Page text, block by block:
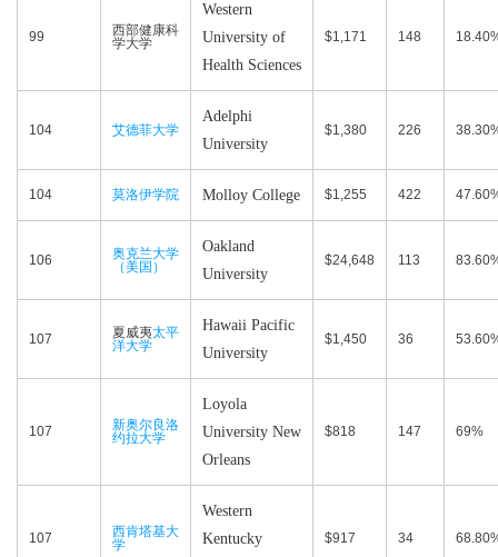
99
西部健康科
学大学
Western
University of
Health Sciences
$1,171 148
104 艾德菲大学
Adelphi
University
$1,380 226
104 莫洛伊学院 Molloy College $1,255 422
106
奥克兰大学
（美国）
Oakland
University
$24,648 113
107 夏威夷太平
洋大学
Hawaii Pacific
University
$1,450 36
107
新奥尔良洛
约拉大学
Loyola
University New
Orleans
$818 147 69%
107
西肯塔基大
学
Western
Kentucky
$917 34